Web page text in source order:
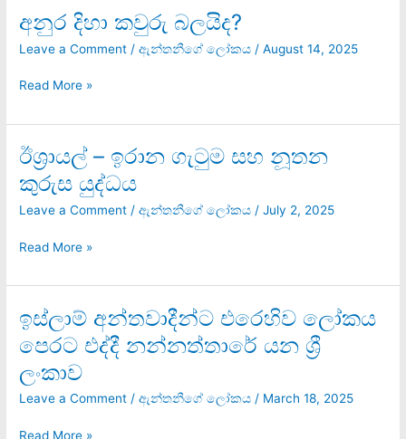
අනුර දිහා කවුරු බලයිද?
Leave a Comment /ඇන්තනීගේ ලෝකය /August 14, 2025
අනුර
දිහා
කවුරු
Read More »
ඊශ්‍රායල් – ඉරාන ගැටුම සහ නූතන
කුරුස යුද්ධය
Leave a Comment /ඇන්තනීගේ ලෝකය /July 2, 2025
ඊශ්‍රායල්
ඉරාන
ගැටුම
නූතන
යුද්ධය
Read More »
ඉස්ලාම් අන්තවාදීන්ට එරෙහිව ලෝකය
පෙරට එද්දී නන්නත්තාරේ යන ශ්‍රී
ලංකාව
Leave a Comment /ඇන්තනීගේ ලෝකය / March 18, 2025
ඉස්ලාම්
අන්තවාදීන්ට
එරෙහිව
ලෝකය
පෙරට
එද්දී
Read More »